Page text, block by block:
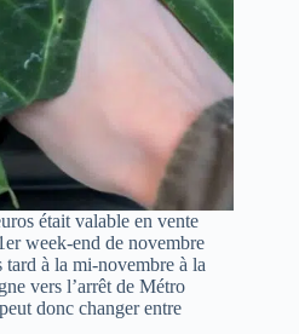
était valable en vente
week-end de novembre
tard à la mi-novembre à la
vers l’arrêt de Métro
donc changer entre